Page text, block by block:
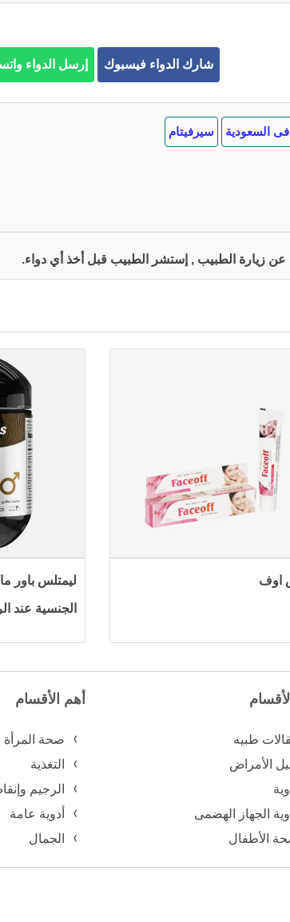
شارك الدواء فيسبوك إرسل الدواء
السعودية سيرفيتام
عن زيارة الطبيب , إستشر الطبيب قبل أخذ أي دواء.
اوف ليمتلس باور
الجنسية عند
طبيه
الأمراض
الجهاز الهضمى
الأطفال
أهم الأقسام
صحة المرأة
التغذية
الرجيم
أدوية عامة
الجمال